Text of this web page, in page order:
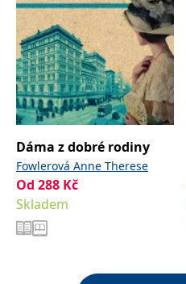
Dáma z dobré rodiny
Fowlerová Anne Therese
Od 288 Kč
Skladem